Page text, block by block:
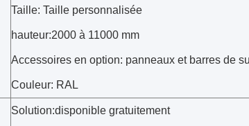
Taille: Taille personnalisée
hauteur:2000 à 11000 mm
Accessoires en option: panneaux et barres de
Couleur: RAL
Solution:disponible gratuitement